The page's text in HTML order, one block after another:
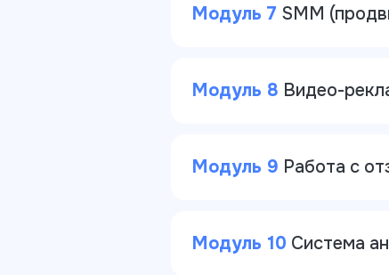
Модуль 7 SMM
Модуль 8 Видео-
Модуль 9 Работа с
Модуль 10 Система